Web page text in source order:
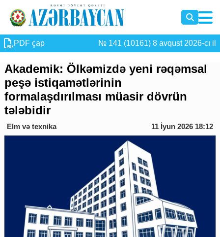
PDF çap № 141 (10161) 8 avqust 2026-cı il
Akademik: Ölkəmizdə yeni rəqəmsal
peşə istiqamətlərinin
formalaşdırılması müasir dövrün
tələbidir
Elm və texnika 11 İyun 2026 18:12